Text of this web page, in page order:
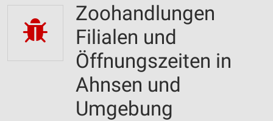
Zoohandlungen
Filialen und
Öffnungszeiten in
Ahnsen und
Umgebung